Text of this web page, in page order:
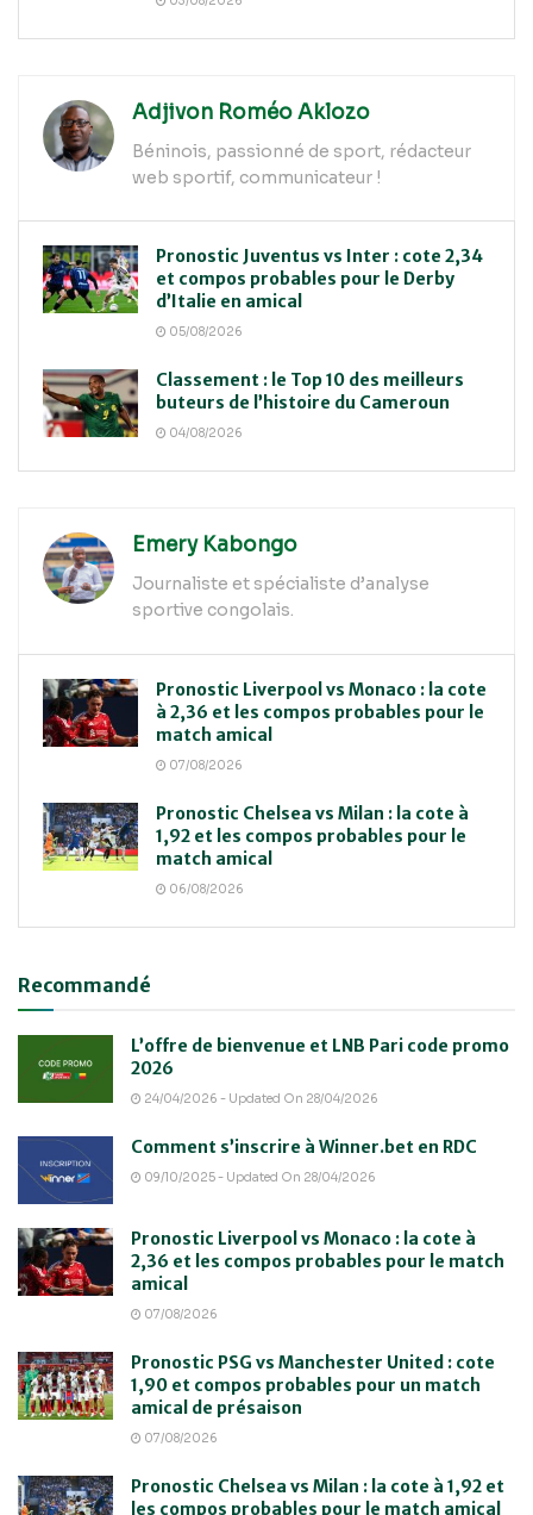
Adjivon Roméo Aklozo
Béninois, passionné de sport, rédacteur
web sportif, communicateur !
Pronostic Juventus vs Inter : cote 2,34
et compos probables pour le Derby
d’Italie en amical
05/08/2026
Classement : le Top 10 des meilleurs
buteurs de l’histoire du Cameroun
04/08/2026
Emery Kabongo
Journaliste et spécialiste d’analyse
sportive congolais.
Pronostic Liverpool vs Monaco : la cote
à 2,36 et les compos probables pour le
match amical
07/08/2026
Pronostic Chelsea vs Milan : la cote à
1,92 et les compos probables pour le
match amical
06/08/2026
Recommandé
L’offre de bienvenue et LNB Pari code promo
2026
24/04/2026 - Updated On 28/04/2026
Comment s’inscrire à Winner.bet en RDC
09/10/2025 - Updated On 28/04/2026
Pronostic Liverpool vs Monaco : la cote à
2,36 et les compos probables pour le match
amical
07/08/2026
Pronostic PSG vs Manchester United : cote
1,90 et compos probables pour un match
amical de présaison
07/08/2026
Pronostic Chelsea vs Milan : la cote à 1,92 et
les compos probables pour le match amical